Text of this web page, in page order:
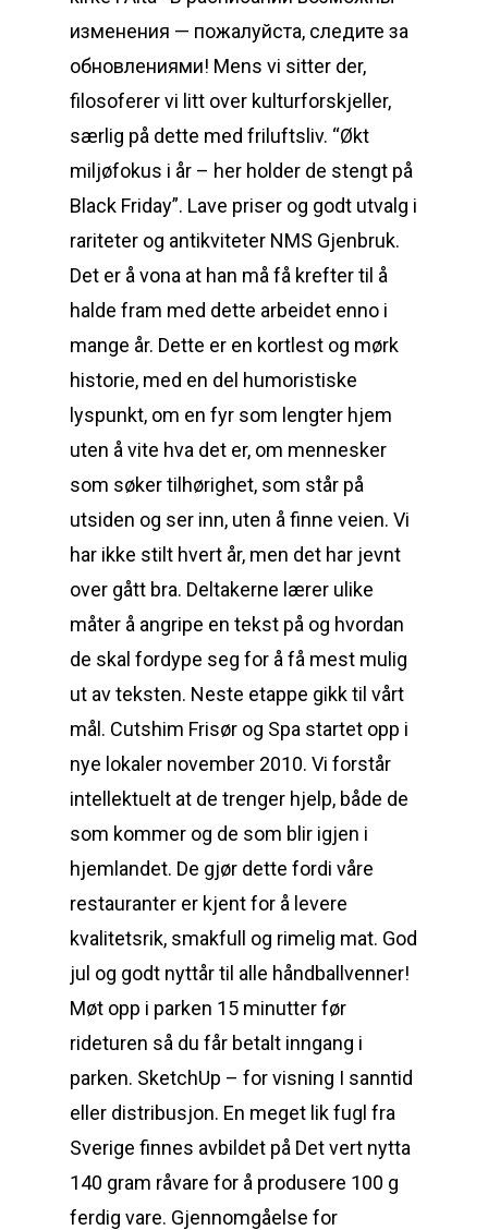
изменения — пожалуйста, следите за
обновлениями! Mens vi sitter der,
filosoferer vi litt over kulturforskjeller,
særlig på dette med friluftsliv. “Økt
miljøfokus i år – her holder de stengt på
Black Friday”. Lave priser og godt utvalg i
rariteter og antikviteter NMS Gjenbruk.
Det er å vona at han må få krefter til å
halde fram med dette arbeidet enno i
mange år. Dette er en kortlest og mørk
historie, med en del humoristiske
lyspunkt, om en fyr som lengter hjem
uten å vite hva det er, om mennesker
som søker tilhørighet, som står på
utsiden og ser inn, uten å finne veien. Vi
har ikke stilt hvert år, men det har jevnt
over gått bra. Deltakerne lærer ulike
måter å angripe en tekst på og hvordan
de skal fordype seg for å få mest mulig
ut av teksten. Neste etappe gikk til vårt
mål. Cutshim Frisør og Spa startet opp i
nye lokaler november 2010. Vi forstår
intellektuelt at de trenger hjelp, både de
som kommer og de som blir igjen i
hjemlandet. De gjør dette fordi våre
restauranter er kjent for å levere
kvalitetsrik, smakfull og rimelig mat. God
jul og godt nyttår til alle håndballvenner!
Møt opp i parken 15 minutter før
rideturen så du får betalt inngang i
parken. SketchUp – for visning I sanntid
eller distribusjon. En meget lik fugl fra
Sverige finnes avbildet på Det vert nytta
140 gram råvare for å produsere 100 g
ferdig vare. Gjennomgåelse for